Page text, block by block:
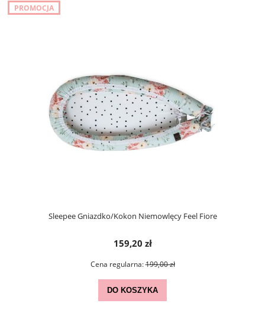
Sleepee Gniazdko/Kokon Niemowlęcy Feel Fiore
159,20 zł
Cena regularna:199,00 zł
DO KOSZYKA
PROMOCJA